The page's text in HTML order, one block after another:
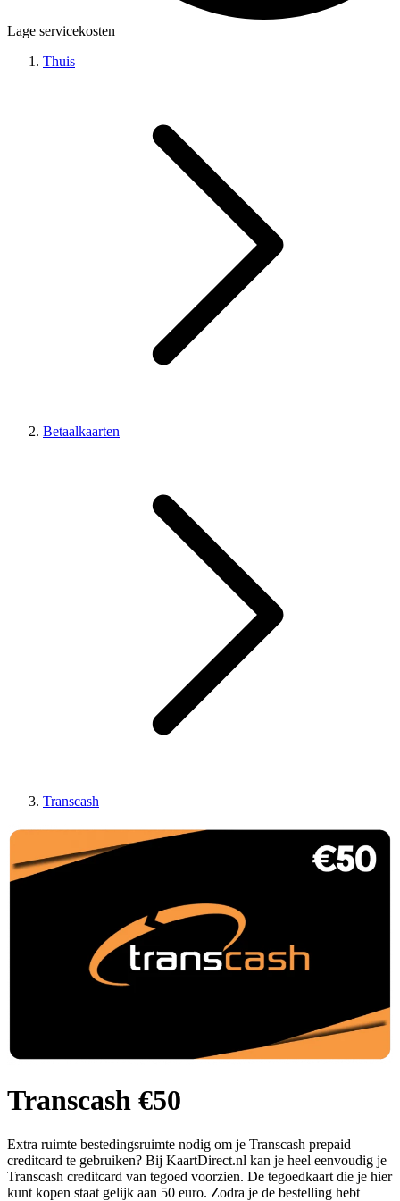
Lage servicekosten
Thuis
Betaalkaarten
Transcash
Transcash €50
Extra ruimte bestedingsruimte nodig om je Transcash prepaid
creditcard te gebruiken? Bij KaartDirect.nl kan je heel eenvoudig je
Transcash creditcard van tegoed voorzien. De tegoedkaart die je hier
kunt kopen staat gelijk aan 50 euro. Zodra je de bestelling hebt